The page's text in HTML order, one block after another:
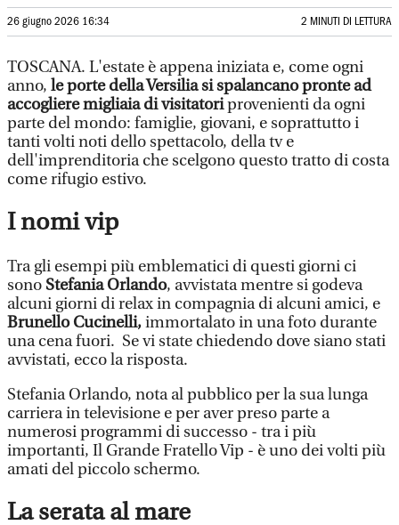
26 giugno 2026 16:34 2 MINUTI DI LETTURA
TOSCANA. L'estate è appena iniziata e, come ogni
anno, le porte della Versilia si spalancano pronte ad
accogliere migliaia di visitatoriprovenienti da ogni
parte del mondo: famiglie, giovani, e soprattutto i
tanti volti noti dello spettacolo, della tv e
dell'imprenditoria che scelgono questo tratto di costa
come rifugio estivo.
I nomi vip
Tra gli esempi più emblematici di questi giorni ci
sono Stefania Orlando, avvistata mentre si godeva
alcuni giorni di relax in compagnia di alcuni amici, e
Brunello Cucinelli,immortalato in una foto durante
una cena fuori. Se vi state chiedendo dove siano stati
avvistati, ecco la risposta.
Stefania Orlando, nota al pubblico per la sua lunga
carriera in televisione e per aver preso parte a
numerosi programmi di successo - tra i più
importanti, Il Grande Fratello Vip - è uno dei volti più
amati del piccolo schermo.
La serata al mare